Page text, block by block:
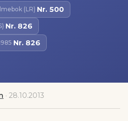
(LR)·Nr. 500
·Nr. 826
·Nr. 826
·28.10.2013